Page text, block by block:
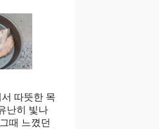
따뜻한 목
난히 빛나
때 느꼈던